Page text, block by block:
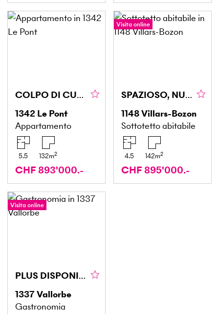
COLPO DI CUORE ASSICURATO
1342 Le Pont
Appartamento
5.5 132m2
CHF 893'000.-
Visita online
SPAZIOSO, NUOVO E ADATTO ALLE FAMIGLIE
1148Villars-Bozon
Sottotetto abitabile
4.5 142m2
CHF 895'000.-
Visita online
PLUS DISPONIBLE
1337Vallorbe
Gastronomia